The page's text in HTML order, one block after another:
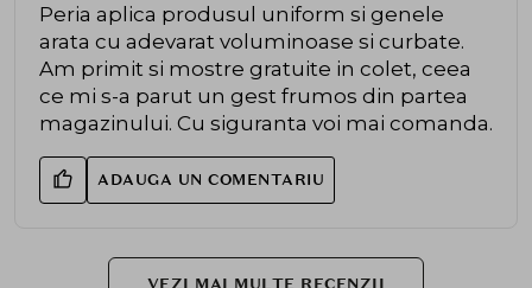
Peria aplica produsul uniform si genele
arata cu adevarat voluminoase si curbate.
Am primit si mostre gratuite in colet, ceea
ce mi s-a parut un gest frumos din partea
magazinului. Cu siguranta voi mai comanda.
ADAUGA UN COMENTARIU
VEZI MAI MULTE RECENZII